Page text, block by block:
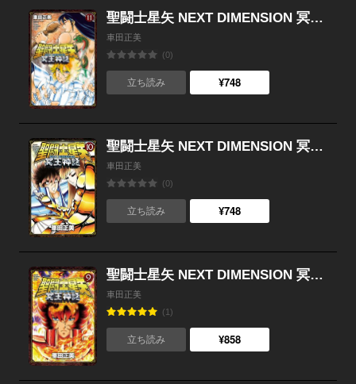
聖闘士星矢 NEXT DIMENSION 冥王神話 （11）
車田正美
(0)
立ち読み ¥748
聖闘士星矢 NEXT DIMENSION 冥王神話 （10）
車田正美
(0)
立ち読み ¥748
聖闘士星矢 NEXT DIMENSION 冥王神話 （9）
車田正美
(1)
立ち読み ¥858